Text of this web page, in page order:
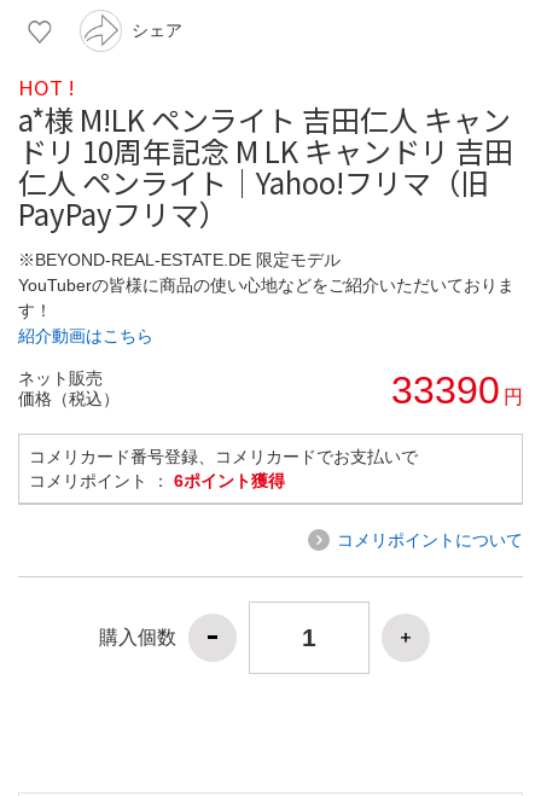
シェア
HOT !
a*様 M!LK ペンライト 吉田仁人 キャン
ドリ 10周年記念 M LK キャンドリ 吉田
仁人 ペンライト｜Yahoo!フリマ（旧
PayPayフリマ）
※BEYOND-REAL-ESTATE.DE 限定モデル
YouTuberの皆様に商品の使い心地などをご紹介いただいておりま
す！
紹介動画はこちら
ネット販売
価格（税込）
33390 円
コメリカード番号登録、コメリカードでお支払いで
コメリポイント ： 6ポイント獲得
コメリポイントについて
購入個数